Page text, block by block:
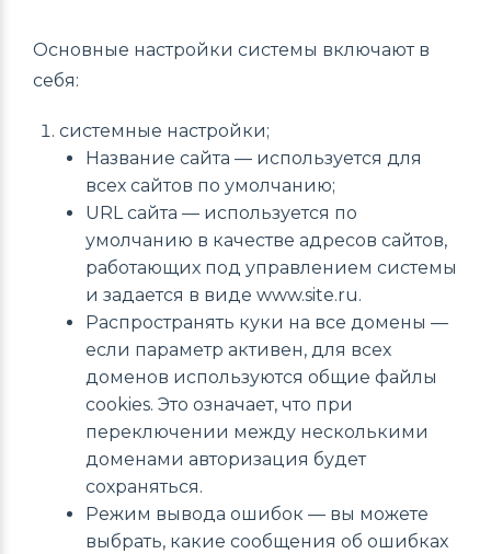
Основные настройки системы включают в
себя:
системные настройки;
Название сайта — используется для
всех сайтов по умолчанию;
URL сайта — используется по
умолчанию в качестве адресов сайтов,
работающих под управлением системы
и задается в виде www.site.ru.
Распространять куки на все домены —
если параметр активен, для всех
доменов используются общие файлы
cookies. Это означает, что при
переключении между несколькими
доменами авторизация будет
сохраняться.
Режим вывода ошибок — вы можете
выбрать, какие сообщения об ошибках